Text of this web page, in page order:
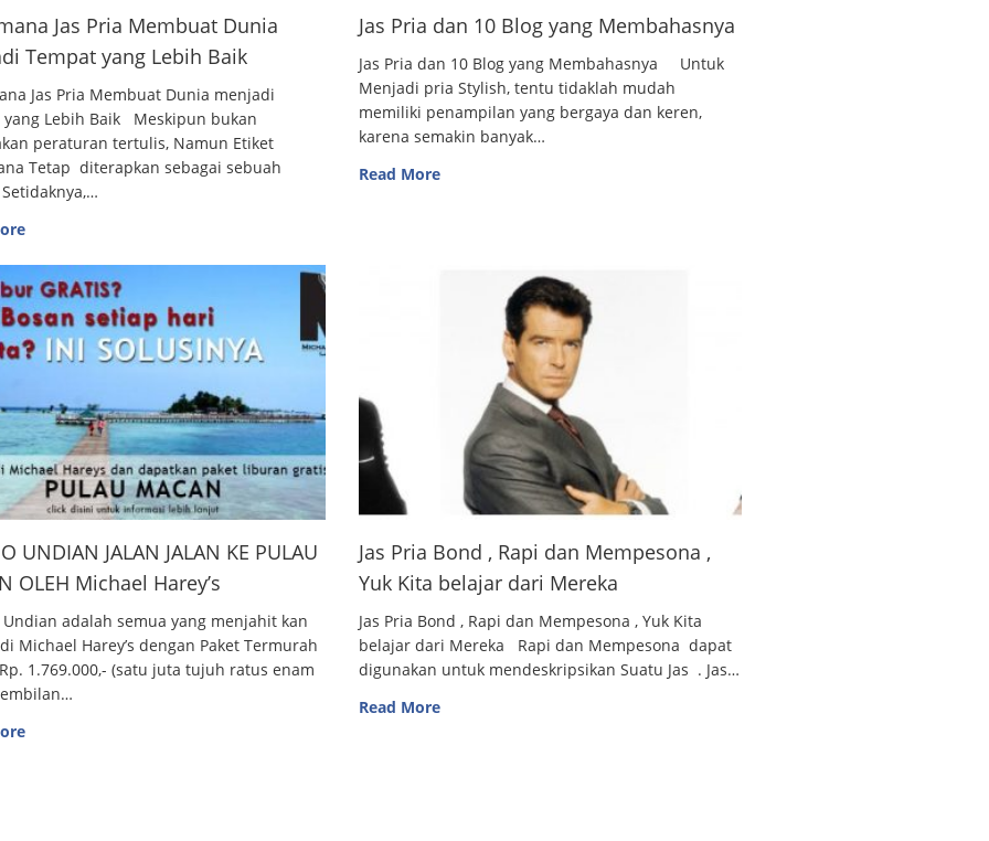
Jas Pria Membuat Dunia
Tempat yang Lebih Baik
Jas Pria Membuat Dunia menjadi
yang Lebih Baik Meskipun bukan
peraturan tertulis, Namun Etiket
Tetap diterapkan sebagai sebuah
Jas Pria dan 10 Blog yang Membahasnya
Jas Pria dan 10 Blog yang Membahasnya Untuk
Menjadi pria Stylish, tentu tidaklah mudah
memiliki penampilan yang bergaya dan keren,
karena semakin banyak…
Read More
UNDIAN JALAN JALAN KE PULAU
OLEH Michael Harey’s
Undian adalah semua yang menjahit kan
Michael Harey’s dengan Paket Termurah
1.769.000,- (satu juta tujuh ratus enam
Jas Pria Bond , Rapi dan Mempesona ,
Yuk Kita belajar dari Mereka
Jas Pria Bond , Rapi dan Mempesona , Yuk Kita
belajar dari Mereka Rapi dan Mempesona dapat
digunakan untuk mendeskripsikan Suatu Jas . Jas…
Read More